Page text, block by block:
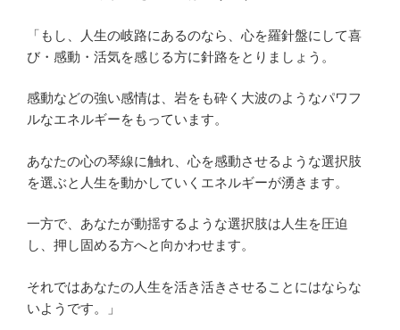
「もし、人生の岐路にあるのなら、心を羅針盤にして喜
び・感動・活気を感じる方に針路をとりましょう。
感動などの強い感情は、岩をも砕く大波のようなパワフ
ルなエネルギーをもっています。
あなたの心の琴線に触れ、心を感動させるような選択肢
を選ぶと人生を動かしていくエネルギーが湧きます。
一方で、あなたが動揺するような選択肢は人生を圧迫
し、押し固める方へと向かわせます。
それではあなたの人生を活き活きさせることにはならな
いようです。」